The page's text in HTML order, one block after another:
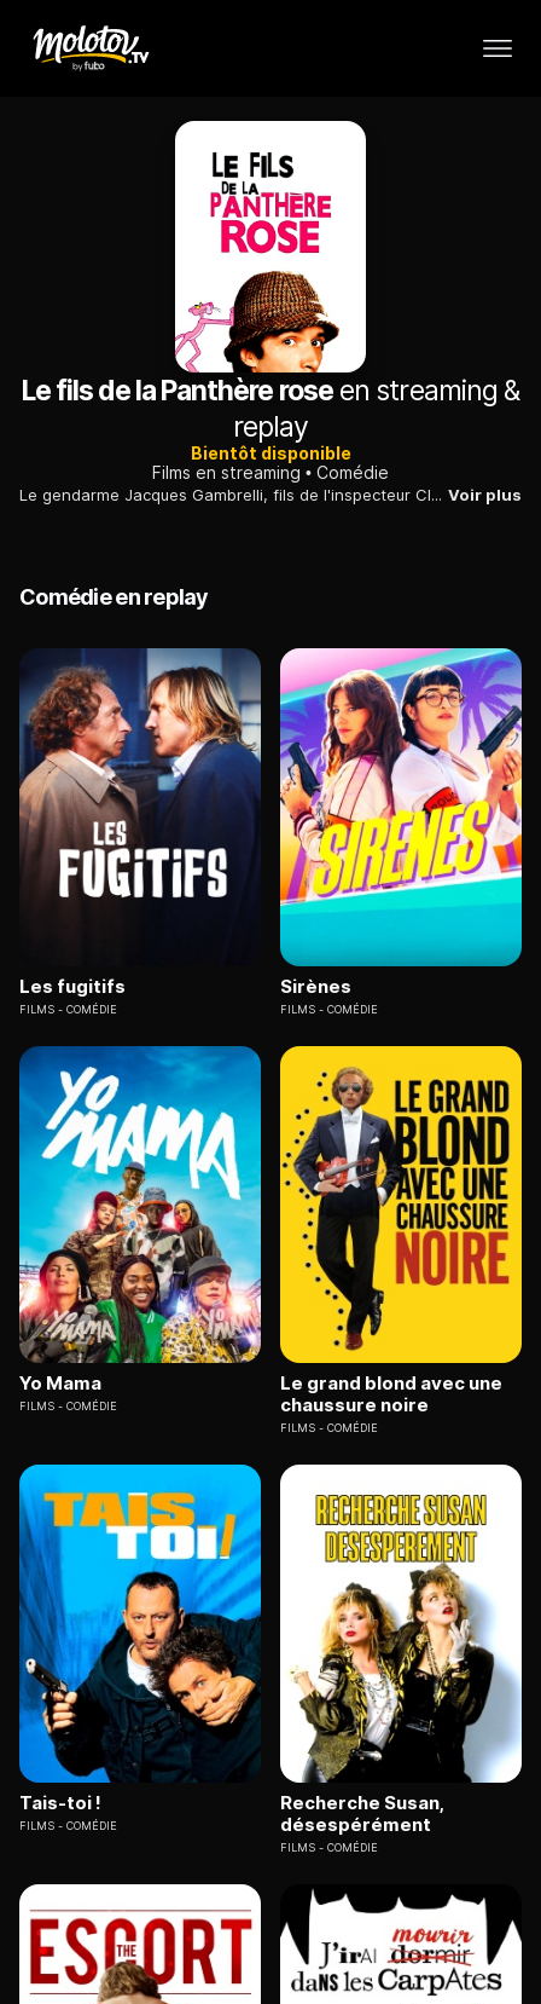
Le fils de la Panthère roseen streaming &
replay
Bientôt disponible
Films en streaming
Comédie
Le gendarme Jacques Gambrelli, fils de l'inspecteur Clouseau, est mêlé a l'enlevement d'une princesse par des terroristes. Voir plus
Comédie en replay
Les fugitifs
FILMS COMÉDIE
Sirènes
FILMS COMÉDIE
Yo Mama
FILMS COMÉDIE
Le grand blond avec une
chaussure noire
FILMS COMÉDIE
Tais-toi !
FILMS COMÉDIE
Recherche Susan,
désespérément
FILMS COMÉDIE